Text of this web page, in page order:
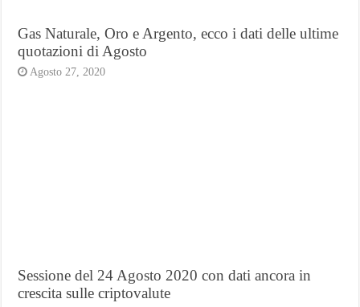
Gas Naturale, Oro e Argento, ecco i dati delle ultime
quotazioni di Agosto
Agosto 27, 2020
Sessione del 24 Agosto 2020 con dati ancora in
crescita sulle criptovalute